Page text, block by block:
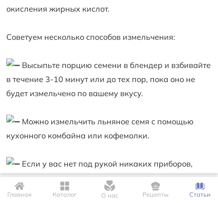
окисления жирных кислот.
Советуем несколько способов измельчения:
Высыпьте порцию семени в блендер и взбивайте
в течение 3-10 минут или до тех пор, пока оно не
будет измельчено по вашему вкусу.
Можно измельчить льняное семя с помощью
кухонного комбайна или кофемолки.
Если у вас нет под рукой никаких приборов,
измельчите льняное семя в порошок с помощью
ступки и пестика.
Главная Каталог О нас Рецепты Статьи
Для корректной работы сайта мы используем файлы Cookie. Это
позволяет нам запомнить Ваши настройки и предпочтения.